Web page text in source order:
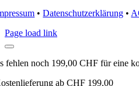
•Datenschutzerklärung •
Page load link
fehlen noch 199,00CHF für eine
ab CHF 199,00